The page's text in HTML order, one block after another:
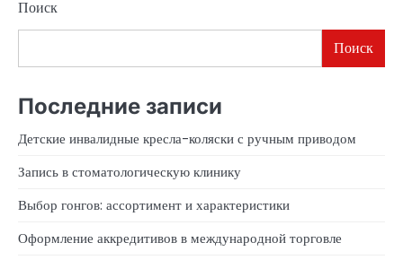
Поиск
Поиск
Последние записи
Детские инвалидные кресла-коляски с ручным приводом
Запись в стоматологическую клинику
Выбор гонгов: ассортимент и характеристики
Оформление аккредитивов в международной торговле